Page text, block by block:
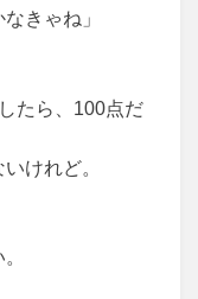
きゃね」
たら、100点だ
けれど。